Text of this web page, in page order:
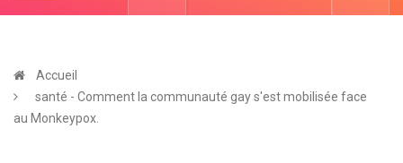
Accueil
santé - Comment la communauté gay s'est mobilisée face
au Monkeypox.